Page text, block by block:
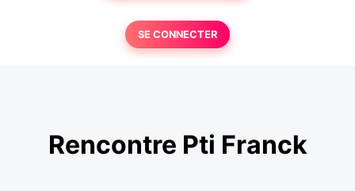
SE CONNECTER
Rencontre Pti Franck